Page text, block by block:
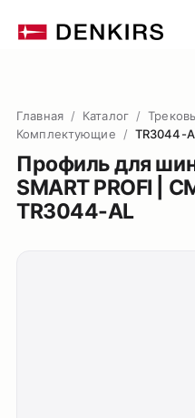
Главная / Каталог /
Комплектующие
/ TR3044-
Профиль для
SMART PROFI |
TR3044-AL